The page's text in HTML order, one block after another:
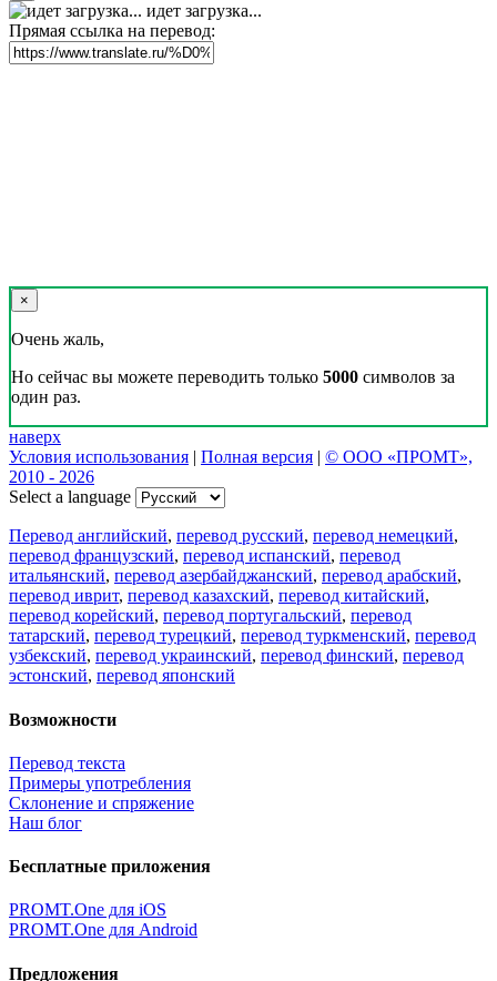
идет загрузка...
Прямая ссылка на перевод:
×
Очень жаль,
Но сейчас вы можете переводить только 5000 символов за
один раз.
наверх
Условия использования | Полная версия | © ООО «ПРОМТ»,
2010 - 2026
Select a language
Перевод английский, перевод русский, перевод немецкий,
перевод французский, перевод испанский, перевод
итальянский, перевод азербайджанский, перевод арабский,
перевод иврит, перевод казахский, перевод китайский,
перевод корейский, перевод португальский, перевод
татарский, перевод турецкий, перевод туркменский, перевод
узбекский, перевод украинский, перевод финский, перевод
эстонский, перевод японский
Возможности
Перевод текста
Примеры употребления
Склонение и спряжение
Наш блог
Бесплатные приложения
PROMT.One для iOS
PROMT.One для Android
Предложения